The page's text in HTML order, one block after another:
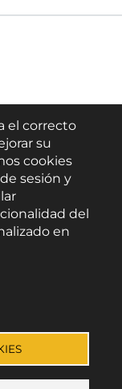
el correcto
su
cookies
sesión y
del
en